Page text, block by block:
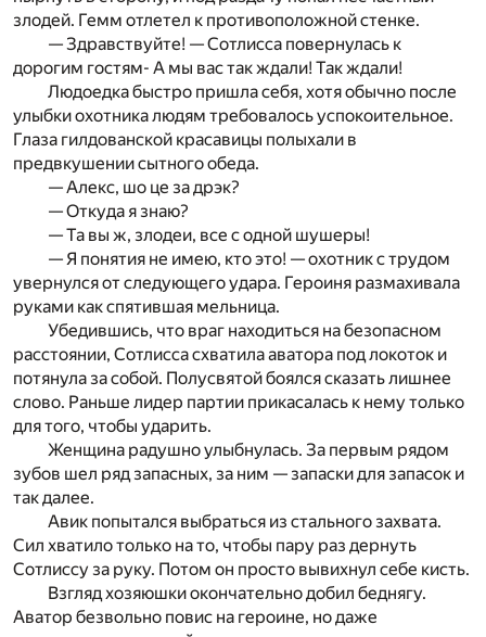
злодей. Гемм отлетел к противоположной стенке.
— Здравствуйте! — Сотлисса повернулась к
дорогим гостям- А мы вас так ждали! Так ждали!
Людоедка быстро пришла себя, хотя обычно после
улыбки охотника людям требовалось успокоительное.
Глаза гилдованской красавицы полыхали в
предвкушении сытного обеда.
— Алекс, шо це за дрэк?
— Откуда я знаю?
— Та вы ж, злодеи, все с одной шушеры!
— Я понятия не имею, кто это! — охотник с трудом
увернулся от следующего удара. Героиня размахивала
руками как спятившая мельница.
Убедившись, что враг находиться на безопасном
расстоянии, Сотлисса схватила аватора под локоток и
потянула за собой. Полусвятой боялся сказать лишнее
слово. Раньше лидер партии прикасалась к нему только
для того, чтобы ударить.
Женщина радушно улыбнулась. За первым рядом
зубов шел ряд запасных, за ним — запаски для запасок и
так далее.
Авик попытался выбраться из стального захвата.
Сил хватило только на то, чтобы пару раз дернуть
Сотлиссу за руку. Потом он просто вывихнул себе кисть.
Взгляд хозяюшки окончательно добил беднягу.
Аватор безвольно повис на героине, но даже